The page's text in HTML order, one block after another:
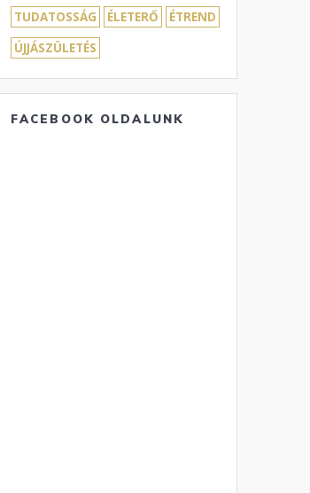
TUDATOSSÁG
ÉLETERŐ
ÉTREND
ÚJJÁSZÜLETÉS
FACEBOOK OLDALUNK